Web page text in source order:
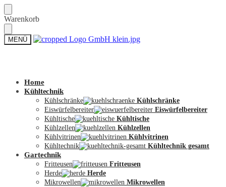
Skip
to
navigation
Skip
to
content
Warenkorb
MENÜ
Zum Shop
Home
Kühltechnik
Kühlschränke
Kühlschränke
Eiswürfelbereiter
Eiswürfelbereiter
Kühltische
Kühltische
Kühlzellen
Kühlzellen
Kühlvitrinen
Kühlvitrinen
Kühltechnik
Kühltechnik gesamt
Gartechnik
Fritteusen
Fritteusen
Herde
Herde
Mikrowellen
Mikrowellen